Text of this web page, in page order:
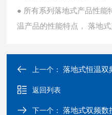
● 所有系列落地式产品性能
温产品的性能特点， 落地式
上一个：落地式恒温双
返回列表
下一个：落地式双频数